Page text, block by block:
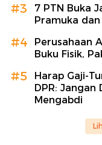
#3
7 PTN Buka
Pramuka
#4
Perusahaan
Buku Fisik,
#5
Harap Gaji-
DPR:
Mengabdi